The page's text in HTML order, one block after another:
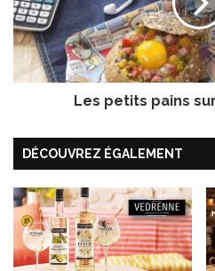
i
n
k
a
®
e
t
i
s
i
s
u
p
r
Les petits pains
DÉCOUVREZ ÉGALEMENT